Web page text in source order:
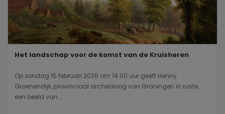
Het landschap voor de komst van de Kruisheren
Op zondag 15 februari 2026 om 14.00 uur geeft Henny
Groenendijk, provinciaal archeoloog van Groningen in ruste,
een beeld van...